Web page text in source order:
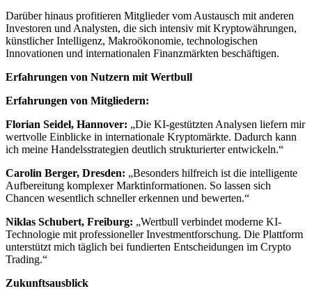
Darüber hinaus profitieren Mitglieder vom Austausch mit anderen
Investoren und Analysten, die sich intensiv mit Kryptowährungen,
künstlicher Intelligenz, Makroökonomie, technologischen
Innovationen und internationalen Finanzmärkten beschäftigen.
Erfahrungen von Nutzern mit Wertbull
Erfahrungen von Mitgliedern:
Florian Seidel, Hannover: „Die KI-gestützten Analysen liefern mir
wertvolle Einblicke in internationale Kryptomärkte. Dadurch kann
ich meine Handelsstrategien deutlich strukturierter entwickeln.“
Carolin Berger, Dresden: „Besonders hilfreich ist die intelligente
Aufbereitung komplexer Marktinformationen. So lassen sich
Chancen wesentlich schneller erkennen und bewerten.“
Niklas Schubert, Freiburg: „Wertbull verbindet moderne KI-
Technologie mit professioneller Investmentforschung. Die Plattform
unterstützt mich täglich bei fundierten Entscheidungen im Crypto
Trading.“
Zukunftsausblick